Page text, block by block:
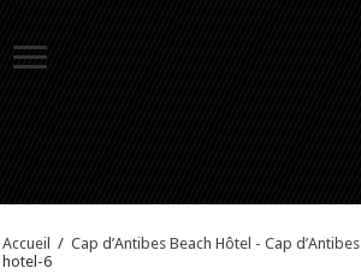
Accueil / Cap d’Antibes Beach Hôtel - Cap d’Antibes
hotel-6